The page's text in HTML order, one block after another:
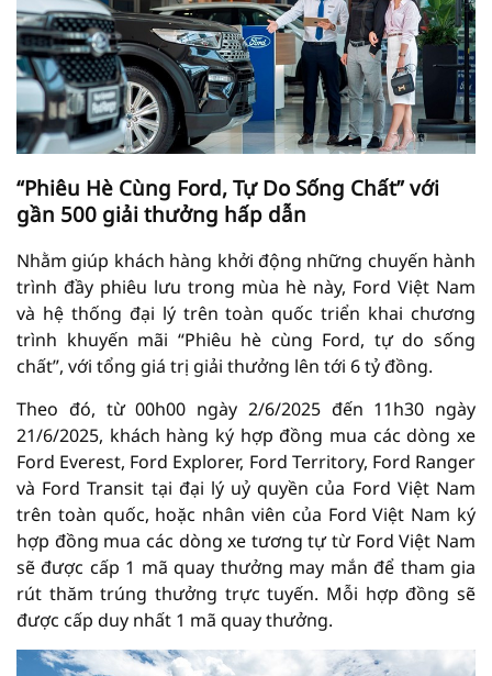
“Phiêu Hè Cùng Ford, Tự Do Sống Chất” với
gần 500 giải thưởng hấp dẫn
Nhằm giúp khách hàng khởi động những chuyến hành
trình đầy phiêu lưu trong mùa hè này, Ford Việt Nam
và hệ thống đại lý trên toàn quốc triển khai chương
trình khuyến mãi “Phiêu hè cùng Ford, tự do sống
chất”, với tổng giá trị giải thưởng lên tới 6 tỷ đồng.
Theo đó, từ 00h00 ngày 2/6/2025 đến 11h30 ngày
21/6/2025, khách hàng ký hợp đồng mua các dòng xe
Ford Everest, Ford Explorer, Ford Territory, Ford Ranger
và Ford Transit tại đại lý uỷ quyền của Ford Việt Nam
trên toàn quốc, hoặc nhân viên của Ford Việt Nam ký
hợp đồng mua các dòng xe tương tự từ Ford Việt Nam
sẽ được cấp 1 mã quay thưởng may mắn để tham gia
rút thăm trúng thưởng trực tuyến. Mỗi hợp đồng sẽ
được cấp duy nhất 1 mã quay thưởng.